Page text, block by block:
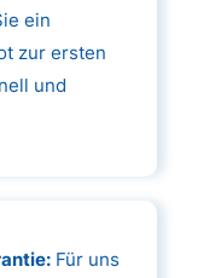
ein
zur ersten
und
Für uns